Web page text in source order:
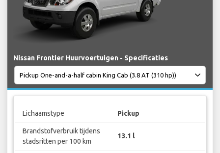
Nissan Frontier Huurvoertuigen - Specificaties
Lichaamstype Pickup
Brandstofverbruik tijdens
stadsritten per 100 km
13.1 l